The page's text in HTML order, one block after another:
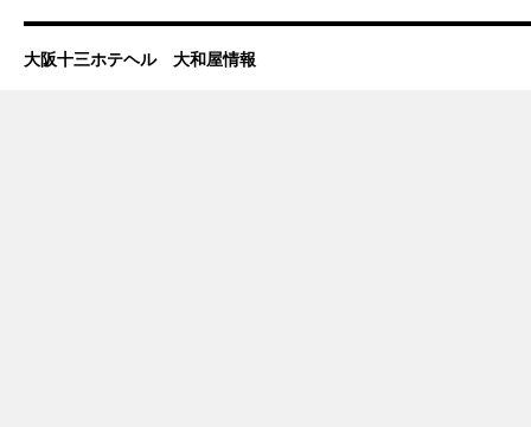
大阪十三ホテヘル 大和屋情報